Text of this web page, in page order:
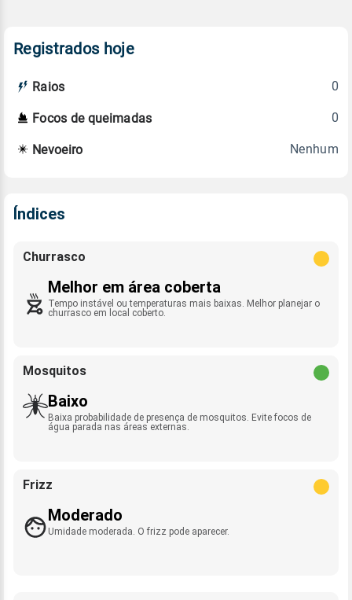
Registrados hoje
Raios 0
Focos de queimadas 0
Nevoeiro Nenhum
Índices
Churrasco
Melhor em área coberta
Tempo instável ou temperaturas mais baixas. Melhor planejar o
churrasco em local coberto.
Mosquitos
Baixo
Baixa probabilidade de presença de mosquitos. Evite focos de
água parada nas áreas externas.
Frizz
Moderado
Umidade moderada. O frizz pode aparecer.